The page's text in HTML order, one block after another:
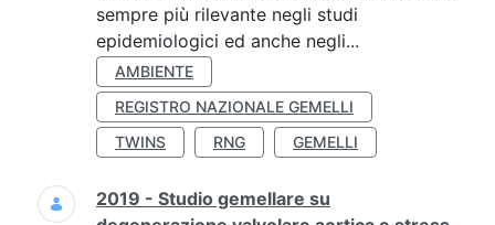
sempre più rilevante negli studi
epidemiologici ed anche negli...
AMBIENTE
REGISTRO NAZIONALE GEMELLI
TWINS
RNG GEMELLI
2019 - Studio gemellare su